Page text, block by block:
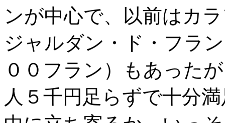
ンが中心で、以前はカ
ジャルダン・ド・フラ
００フラン）もあった
人５千円足らずで十分